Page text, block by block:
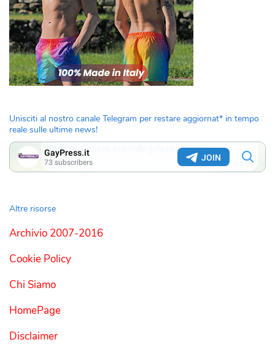
Unisciti al nostro canale Telegram per restare aggiornat* in tempo
reale sulle ultime news!
Altre risorse
Archivio 2007-2016
Cookie Policy
Chi Siamo
HomePage
Disclaimer